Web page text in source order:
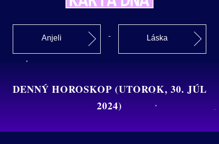
Anjeli Láska
DENNÝ HOROSKOP (UTOROK, 30. JÚL
2024)